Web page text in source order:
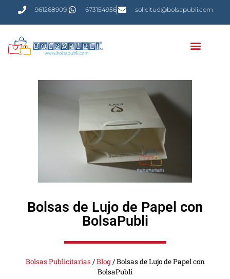
961268909 673154956 solicitud@bolsapubli.com
Bolsas de Lujo de Papel con
BolsaPubli
Bolsas Publicitarias /Blog/Bolsas de Lujo de Papel con
BolsaPubli